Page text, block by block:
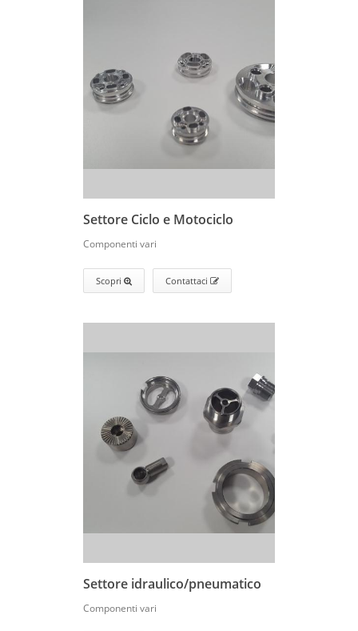
Settore Ciclo e Motociclo
Componenti vari
Scopri Contattaci
Settore idraulico/pneumatico
Componenti vari